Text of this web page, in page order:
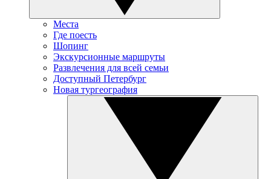
Места
Где поесть
Шопинг
Экскурсионные маршруты
Развлечения для всей семьи
Доступный Петербург
Новая тургеография